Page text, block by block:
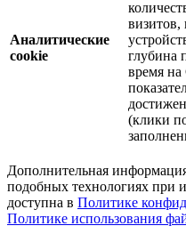
Аналитические
cookie
визитов,
глубина
время на
(клики
Дополнительная
подобных технологиях при
доступна в Политике
Политике использования